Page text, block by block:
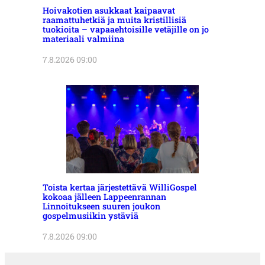
Hoivakotien asukkaat kaipaavat
raamattuhetkiä ja muita kristillisiä
tuokioita – vapaaehtoisille vetäjille on jo
materiaali valmiina
7.8.2026 09:00
Toista kertaa järjestettävä WilliGospel
kokoaa jälleen Lappeenrannan
Linnoitukseen suuren joukon
gospelmusiikin ystäviä
7.8.2026 09:00